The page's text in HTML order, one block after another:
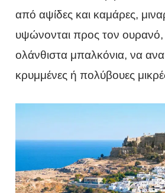
από αψίδες και καμάρες,
υψώνονται προς τον ουρανό,
ολάνθιστα μπαλκόνια, να
κρυμμένες ή πολύβουες